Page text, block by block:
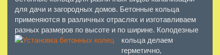
для дачи и загородных домов. Бетонные кольца
применяются в различных отраслях и изготавливаем
разных размеров по высоте и по ширине. Колодезные
кольца делаем
герметично,